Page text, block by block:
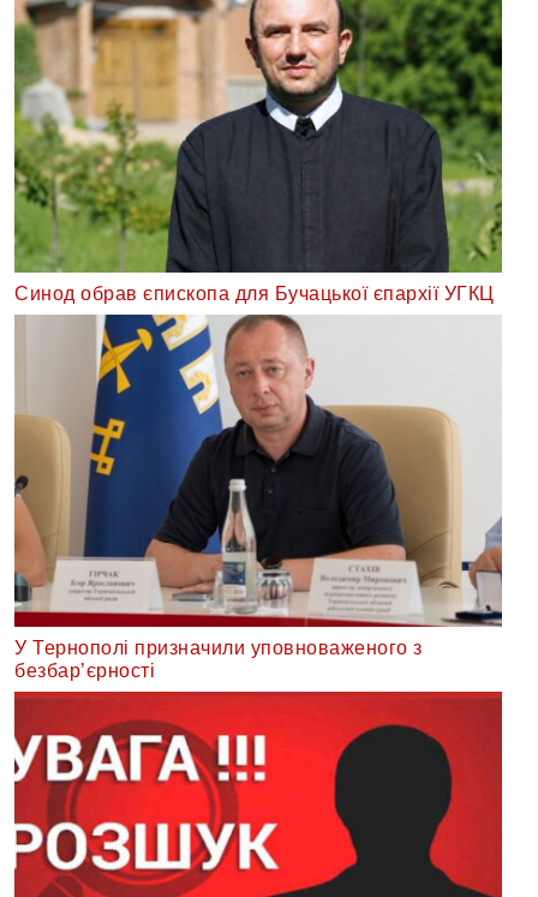
Синод обрав єпископа для Бучацької єпархії УГКЦ
У Тернополі призначили уповноваженого з
безбар’єрності